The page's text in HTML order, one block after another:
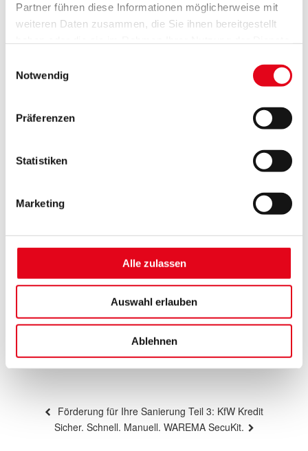
Partner führen diese Informationen möglicherweise mit
weiteren Daten zusammen, die Sie ihnen bereitgestellt
Notwendig
Präferenzen
Statistiken
Marketing
Alle zulassen
Auswahl erlauben
Ablehnen
Beispiel:
Ihr Investitionsvolumen beträgt 120.000€. Dadurch zahlen Sie in
den ersten beiden Jahren jeweils 8.400€ weniger Steuern. Im
Förderung über alle 3 Jahre hinweg 24.000€ beträgt.
Vorheriger
Beitrag
Förderung für Ihre Sanierung Teil 3: KfW Kredit
Nächster
Sicher. Schnell. Manuell. WAREMA SecuKit.